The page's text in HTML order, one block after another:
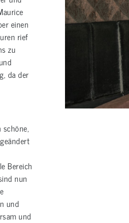
einen
rief
zu
da der
schöne,
Bereich
nun
und
und